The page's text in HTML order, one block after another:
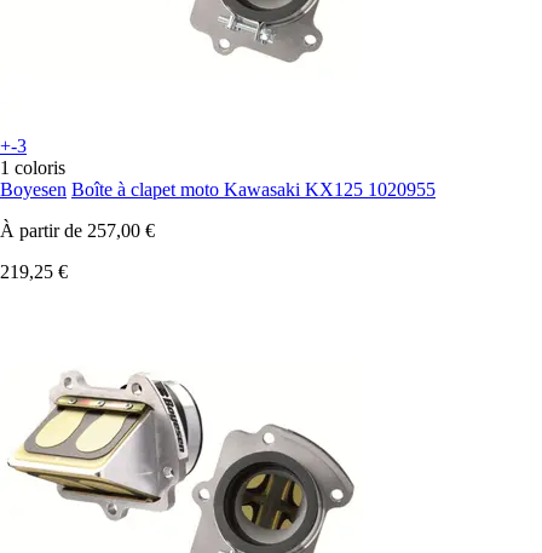
+-3
1 coloris
Boyesen Boîte à clapet moto Kawasaki KX125 1020955
À partir de 257,00 €
219,25 €